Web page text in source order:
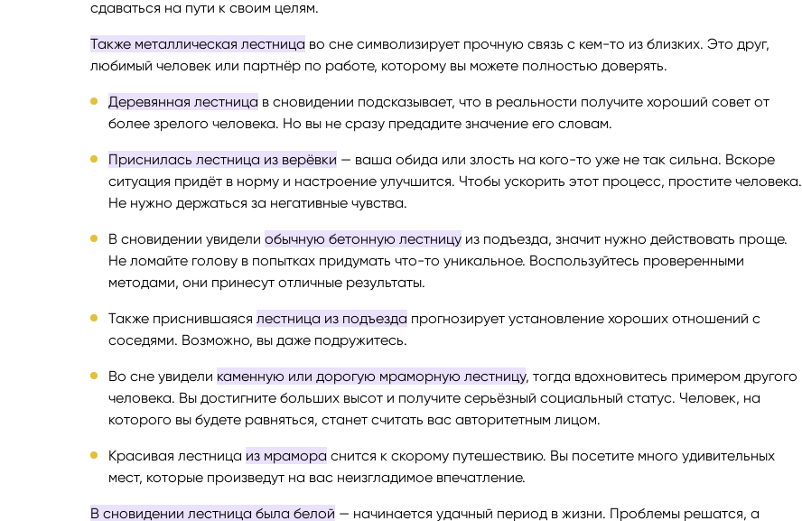
сдаваться на пути к своим целям.
Также металлическая лестница во сне символизирует прочную связь с кем-то из близких. Это друг,
любимый человек или партнёр по работе, которому вы можете полностью доверять.
Деревянная лестница в сновидении подсказывает, что в реальности получите хороший совет от
более зрелого человека. Но вы не сразу предадите значение его словам.
Приснилась лестница из верёвки — ваша обида или злость на кого-то уже не так сильна. Вскоре
ситуация придёт в норму и настроение улучшится. Чтобы ускорить этот процесс, простите человека.
Не нужно держаться за негативные чувства.
В сновидении увидели обычную бетонную лестницу из подъезда, значит нужно действовать проще.
Не ломайте голову в попытках придумать что-то уникальное. Воспользуйтесь проверенными
методами, они принесут отличные результаты.
Также приснившаяся лестница из подъезда прогнозирует установление хороших отношений с
соседями. Возможно, вы даже подружитесь.
Во сне увидели каменную или дорогую мраморную лестницу, тогда вдохновитесь примером другого
человека. Вы достигните больших высот и получите серьёзный социальный статус. Человек, на
которого вы будете равняться, станет считать вас авторитетным лицом.
Красивая лестница из мрамора снится к скорому путешествию. Вы посетите много удивительных
мест, которые произведут на вас неизгладимое впечатление.
В сновидении лестница была белой — начинается удачный период в жизни. Проблемы решатся, а